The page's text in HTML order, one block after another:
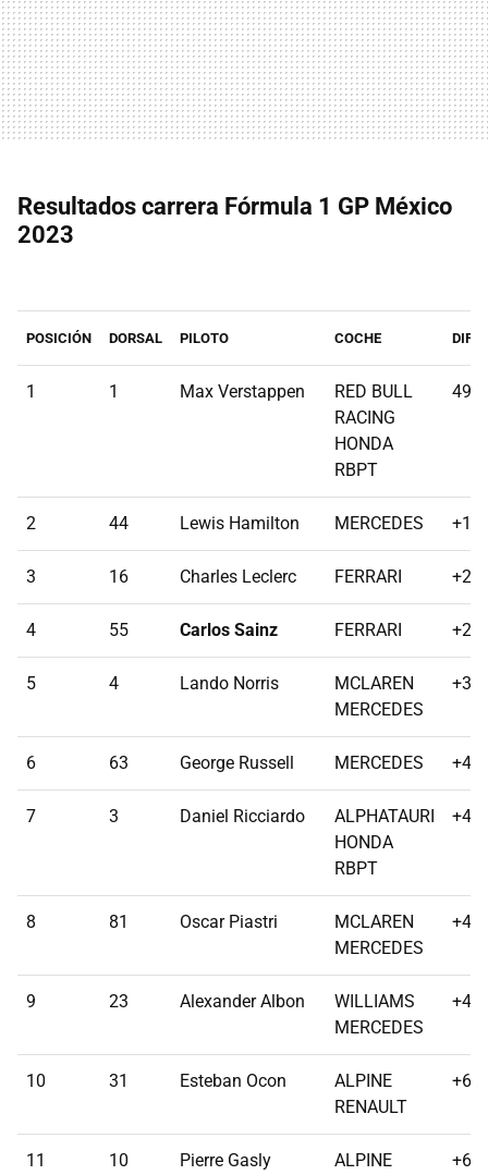
Resultados carrera Fórmula 1 GP México
2023
POSICIÓN DORSAL PILOTO COCHE
1 1 Max Verstappen
RED BULL
RACING
HONDA
RBPT
2 44 Lewis Hamilton MERCEDES
3 16 Charles Leclerc FERRARI
4 55 Carlos Sainz FERRARI
5 4 Lando Norris
MCLAREN
MERCEDES
6 63 George Russell MERCEDES
7 3 Daniel Ricciardo
ALPHATAURI
HONDA
RBPT
8 81 Oscar Piastri
MCLAREN
MERCEDES
9 23 Alexander Albon
WILLIAMS
MERCEDES
10 31 Esteban Ocon
ALPINE
RENAULT
11 10 Pierre Gasly ALPINE